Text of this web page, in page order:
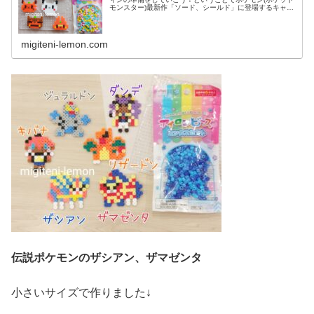
モンスター)最新作「ソード、シールド」に登場するキャラ
migiteni-lemon.com
伝説ポケモンのザシアン、ザマゼンタ
小さいサイズで作りました↓